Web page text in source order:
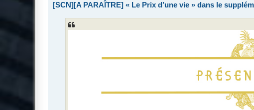
[SCN][A PARAÎTRE] « Le Prix d’une vie » dans le